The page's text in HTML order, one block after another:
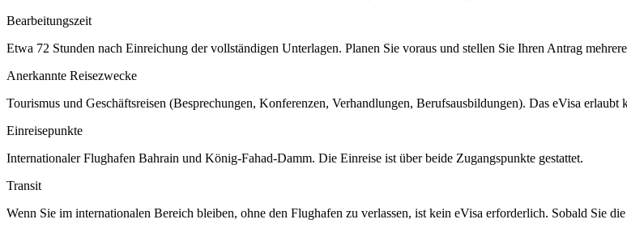
Bearbeitungszeit
Etwa 72 Stunden nach Einreichung der vollständigen Unterlagen. Planen Sie voraus und stellen Sie Ihren Antrag
Anerkannte Reisezwecke
Tourismus und Geschäftsreisen (Besprechungen, Konferenzen, Verhandlungen, Berufsausbildungen). Das eVisa
Einreisepunkte
Internationaler Flughafen Bahrain und König-Fahad-Damm. Die Einreise ist über beide Zugangspunkte gestattet.
Transit
Wenn Sie im internationalen Bereich bleiben, ohne den Flughafen zu verlassen, ist kein eVisa erforderlich. Sobald Sie